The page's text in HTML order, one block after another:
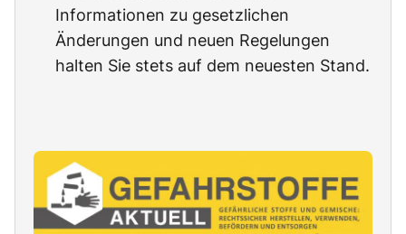
Informationen zu gesetzlichen
Änderungen und neuen Regelungen
halten Sie stets auf dem neuesten Stand.